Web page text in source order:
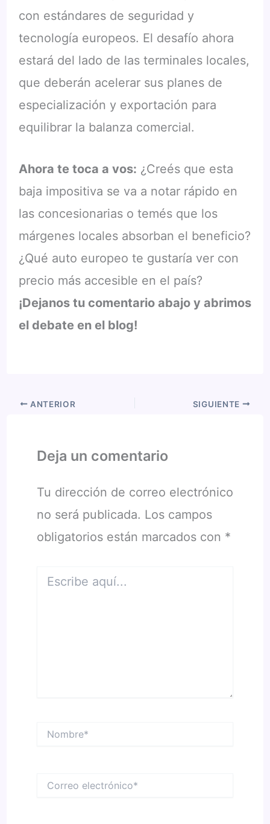
con estándares de seguridad y
tecnología europeos. El desafío ahora
estará del lado de las terminales locales,
que deberán acelerar sus planes de
especialización y exportación para
equilibrar la balanza comercial.
Ahora te toca a vos: ¿Creés que esta
baja impositiva se va a notar rápido en
las concesionarias o temés que los
márgenes locales absorban el beneficio?
¿Qué auto europeo te gustaría ver con
precio más accesible en el país?
¡Dejanos tu comentario abajo y abrimos
el debate en el blog!
ANTERIOR SIGUIENTE
Deja un comentario
Tu dirección de correo electrónico
no será publicada. Los campos
obligatorios están marcados con *
aquí...
electrónico*